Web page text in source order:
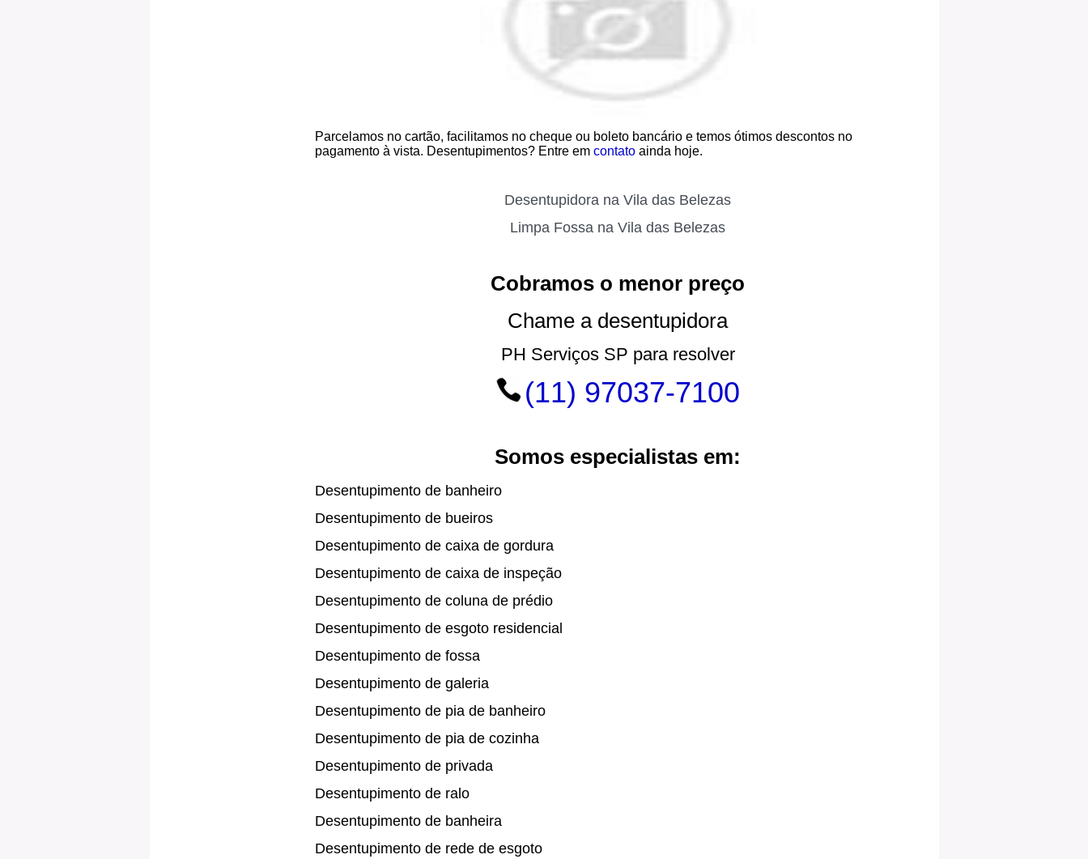
Parcelamos no cartão, facilitamos no cheque ou boleto bancário e temos ótimos descontos no
pagamento à vista. Desentupimentos? Entre em contatoainda hoje.
Desentupidora na Vila das Belezas
Limpa Fossa na Vila das Belezas
Cobramos o menor preço
Chame a desentupidora
PH Serviços SP para resolver
(11) 97037-7100
Somos especialistas em:
Desentupimento de banheiro
Desentupimento de bueiros
Desentupimento de caixa de gordura
Desentupimento de caixa de inspeção
Desentupimento de coluna de prédio
Desentupimento de esgoto residencial
Desentupimento de fossa
Desentupimento de galeria
Desentupimento de pia de banheiro
Desentupimento de pia de cozinha
Desentupimento de privada
Desentupimento de ralo
Desentupimento de banheira
Desentupimento de rede de esgoto